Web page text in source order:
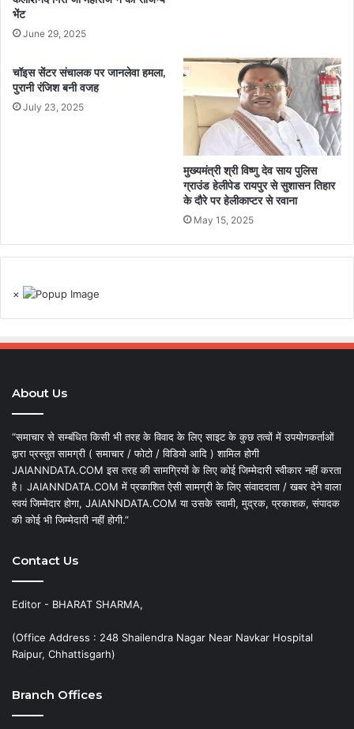
भेंट
June 29, 2025
चॉइस सेंटर संचालक पर जानलेवा हमला,
पुरानी रंजिश बनी वजह
July 23, 2025
मुख्यमंत्री श्री विष्णु देव साय पुलिस
ग्राउंड हेलीपेड रायपुर से सुशासन तिहार
के दौरे पर हेलीकाप्टर से रवाना
May 15, 2025
×
About Us
“समाचार से सम्बंधित किसी भी तरह के विवाद के लिए साइट के कुछ तत्वों में उपयोगकर्ताओं
द्वारा प्रस्तुत सामग्री ( समाचार / फोटो / विडियो आदि ) शामिल होगी
JAIANNDATA.COM इस तरह की सामग्रियों के लिए कोई जिम्मेदारी स्वीकार नहीं करता
है। JAIANNDATA.COM में प्रकाशित ऐसी सामग्री के लिए संवाददाता / खबर देने वाला
स्वयं जिम्मेदार होगा, JAIANNDATA.COM या उसके स्वामी, मुद्रक, प्रकाशक, संपादक
की कोई भी जिम्मेदारी नहीं होगी.”
Contact Us
Editor - BHARAT SHARMA,
(Office Address : 248 Shailendra Nagar Near Navkar Hospital
Raipur, Chhattisgarh)
Branch Offices